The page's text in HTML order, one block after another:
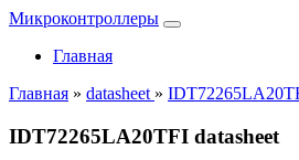
Микроконтроллеры
Главная
Главная » datasheet »
IDT72265LA20TFI datasheet